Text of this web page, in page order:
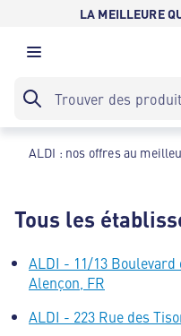
LA MEILLEURE
Tous les
ALDI - 11/13 Boulevard
Alençon, FR
ALDI - 223 Rue des